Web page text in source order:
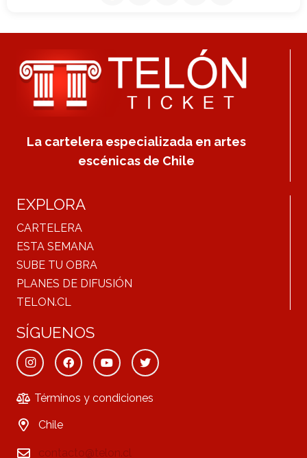
La cartelera especializada en artes
escénicas de Chile
EXPLORA
CARTELERA
ESTA SEMANA
SUBE TU OBRA
PLANES DE DIFUSIÓN
TELON.CL
SÍGUENOS
Términos y condiciones
Chile
contacto@telon.cl